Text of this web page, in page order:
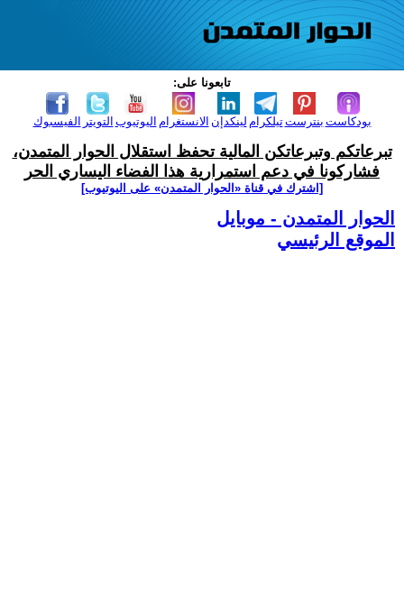
تابعونا على:
الفيسبوك التويتر اليوتيوب الانستغرام لينكدإن تيلكرامبنترست بودكاست
تبرعاتكم وتبرعاتكن المالية تحفظ استقلال الحوار المتمدن،
فشاركونا في دعم استمرارية هذا الفضاء اليساري الحر
[اشترك في قناة ‫«الحوار المتمدن» على اليوتيوب]
الحوار المتمدن - موبايل
الموقع الرئيسي